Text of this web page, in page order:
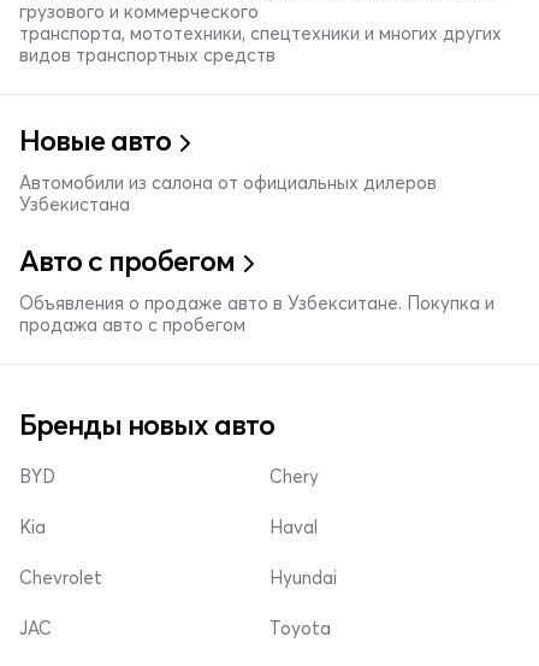
грузового и коммерческого
транспорта, мототехники, спецтехники и многих других
видов транспортных средств
Новые авто
Автомобили из салона от официальных дилеров
Узбекистана
Авто с пробегом
Объявления о продаже авто в Узбекситане. Покупка и
продажа авто с пробегом
Бренды новых авто
BYD
Kia
Chevrolet
Chery
Haval
Hyundai
JAC Toyota